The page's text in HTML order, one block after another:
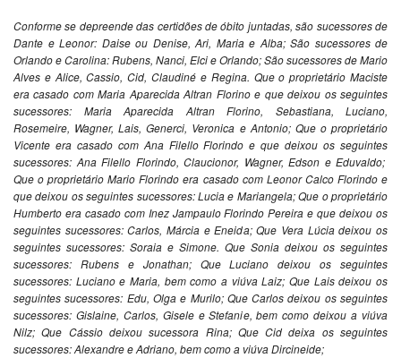
Conforme se depreende das certidões de óbito juntadas, são sucessores de
Dante e Leonor: Daise ou Denise, Ari, Maria e Alba; São sucessores de
Orlando e Carolina: Rubens, Nanci, Elci e Orlando; São sucessores de Mario
Alves e Alice, Cassio, Cid, Claudiné e Regina. Que o proprietário Maciste
era casado com Maria Aparecida Altran Florino e que deixou os seguintes
sucessores: Maria Aparecida Altran Florino, Sebastiana, Luciano,
Rosemeire, Wagner, Lais, Generci, Veronica e Antonio; Que o proprietário
Vicente era casado com Ana Filello Florindo e que deixou os seguintes
sucessores: Ana Filello Florindo, Claucionor, Wagner, Edson e Eduvaldo;
Que o proprietário Mario Florindo era casado com Leonor Calco Florindo e
que deixou os seguintes sucessores: Lucia e Mariangela; Que o proprietário
Humberto era casado com Inez Jampaulo Florindo Pereira e que deixou os
seguintes sucessores: Carlos, Márcia e Eneida; Que Vera Lúcia deixou os
seguintes sucessores: Soraia e Simone. Que Sonia deixou os seguintes
sucessores: Rubens e Jonathan; Que Luciano deixou os seguintes
sucessores: Luciano e Maria, bem como a viúva Laiz; Que Lais deixou os
seguintes sucessores: Edu, Olga e Murilo; Que Carlos deixou os seguintes
sucessores: Gislaine, Carlos, Gisele e Stefanie, bem como deixou a viúva
Nilz; Que Cássio deixou sucessora Rina; Que Cid deixa os seguintes
sucessores: Alexandre e Adriano, bem como a viúva Dircineide;